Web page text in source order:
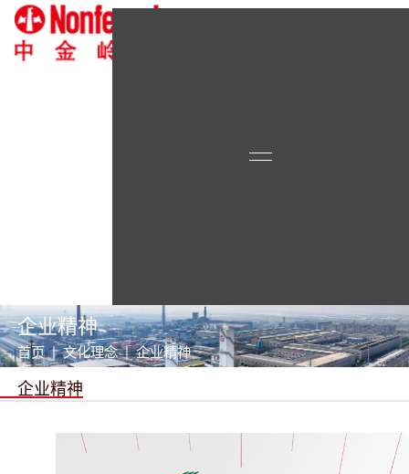
首页 | 文化理念 | 企业精神
企业精神
企业精神